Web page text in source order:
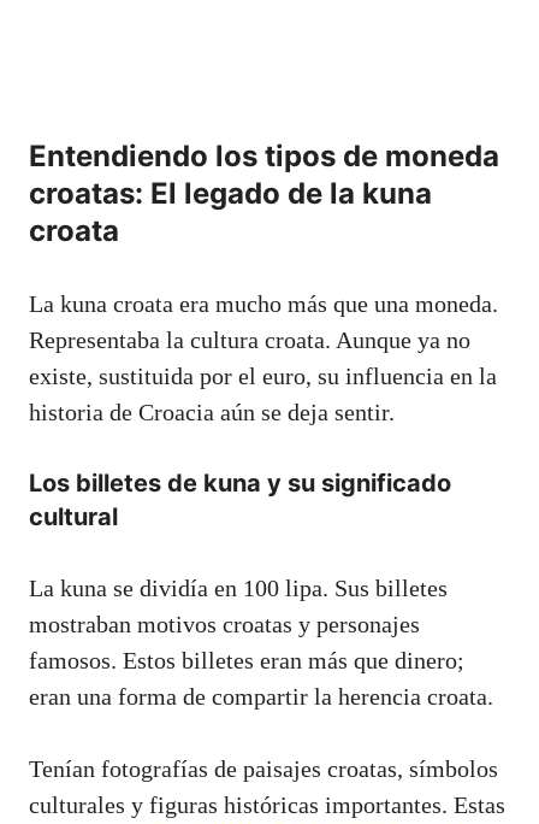
Entendiendo los tipos de moneda
croatas: El legado de la kuna
croata
La kuna croata era mucho más que una moneda.
Representaba la cultura croata. Aunque ya no
existe, sustituida por el euro, su influencia en la
historia de Croacia aún se deja sentir.
Los billetes de kuna y su significado
cultural
La kuna se dividía en 100 lipa. Sus billetes
mostraban motivos croatas y personajes
famosos. Estos billetes eran más que dinero;
eran una forma de compartir la herencia croata.
Tenían fotografías de paisajes croatas, símbolos
culturales y figuras históricas importantes. Estas